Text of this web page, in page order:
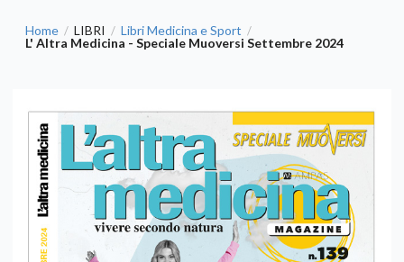
Home / LIBRI / Libri Medicina e Sport /
L' Altra Medicina - Speciale Muoversi Settembre 2024